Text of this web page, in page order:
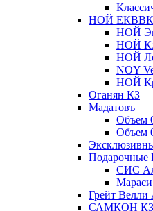
НОЙ
НОЙ
НОЙ
НОЙ
NOY
НОЙ
Оганян КЗ
Мадатовъ
Объем
Объем
Подарочные
СИС
Грейт
САМКОН КЗ